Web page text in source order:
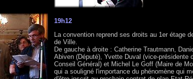
19h12
La convention reprend ses droits au 1er étage
de Ville.
De gauche à droite : Catherine Trautmann,
Abiven (Député), Yvette Duval (vice-présidente
Conseil Général) et Michel Le Goff (Maire de
qui a souligné l'importance du phénomène qui